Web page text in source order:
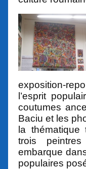
exposition-
l’esprit
coutumes
Baciu et les
la
trois
embarque
populaires